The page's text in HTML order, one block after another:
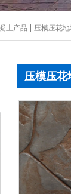
土产品 | 压模压花地
压模压花